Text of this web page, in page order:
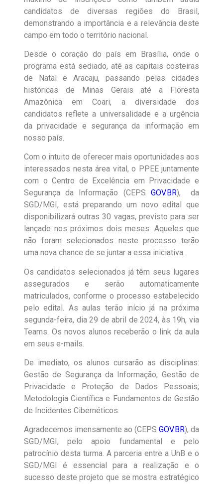
candidatos de diversas regiões do Brasil,
demonstrando a importância e a relevância deste
campo em todo o território nacional.
Desde o coração do país em Brasília, onde o
programa está sediado, até as capitais costeiras
de Natal e Aracaju, passando pelas cidades
históricas de Minas Gerais até a Floresta
Amazônica em Coari, a diversidade dos
candidatos reflete a universalidade e a urgência
da privacidade e segurança da informação em
nosso país.
Com o intuito de oferecer mais oportunidades aos
interessados nesta área vital, o PPEE juntamente
com o Centro de Excelência em Privacidade e
Segurança da Informação (CEPS GOV.BR), da
SGD/MGI, está preparando um novo edital que
disponibilizará outras 30 vagas, previsto para ser
lançado nos próximos dois meses. Aqueles que
não foram selecionados neste processo terão
uma nova chance de se juntar a essa iniciativa.
Os candidatos selecionados já têm seus lugares
assegurados e serão automaticamente
matriculados, conforme o processo estabelecido
pelo edital. As aulas terão início já na próxima
segunda-feira, dia 29 de abril de 2024, às 19h, via
Teams. Os novos alunos receberão o link da aula
em seus e-mails.
De imediato, os alunos cursarão as disciplinas:
Gestão de Segurança da Informação; Gestão de
Privacidade e Proteção de Dados Pessoais;
Metodologia Científica e Fundamentos de Gestão
de Incidentes Cibernéticos.
Agradecemos imensamente ao (CEPS GOV.BR), da
SGD/MGI, pelo apoio fundamental e pelo
patrocínio desta turma. A parceria entre a UnB e o
SGD/MGI é essencial para a realização e o
sucesso deste projeto que se mostra estratégico